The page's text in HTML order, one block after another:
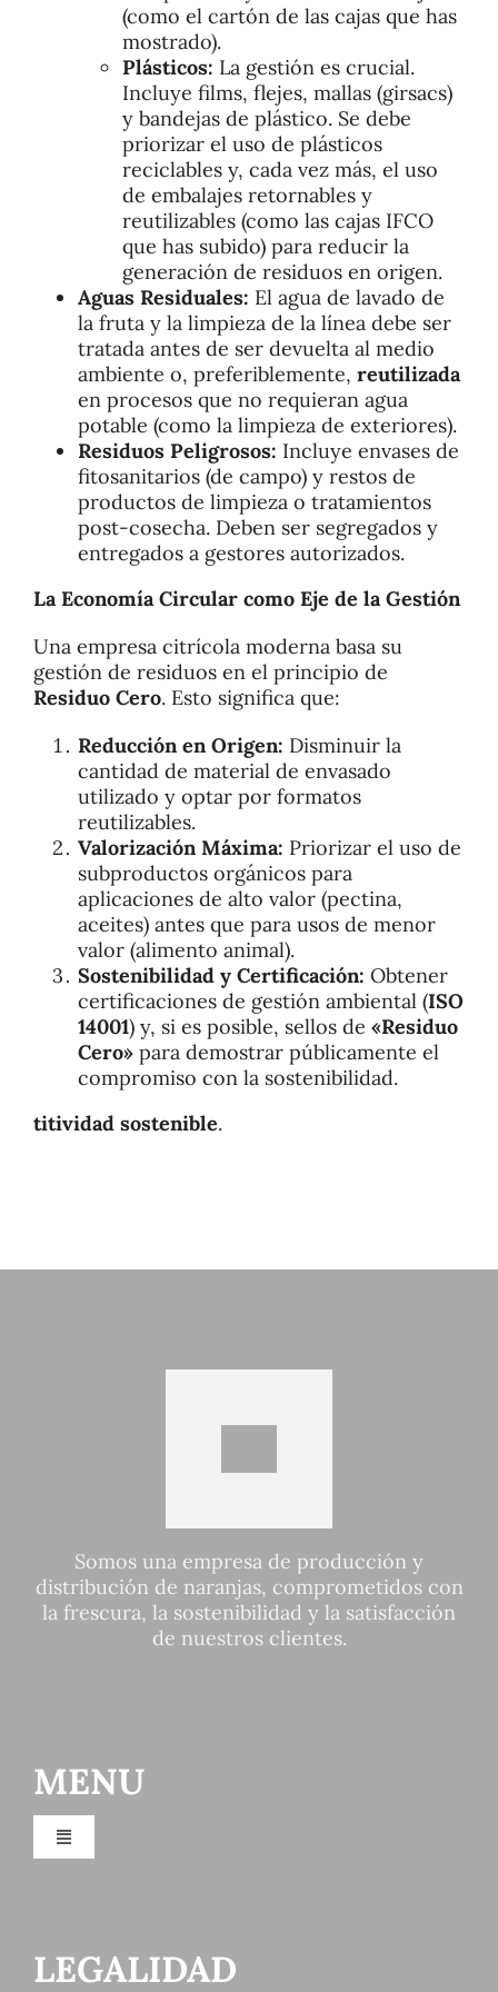
(como el cartón de las cajas que has
mostrado).
Plásticos: La gestión es crucial.
Incluye films, flejes, mallas (girsacs)
y bandejas de plástico. Se debe
priorizar el uso de plásticos
reciclables y, cada vez más, el uso
de embalajes retornables y
reutilizables (como las cajas IFCO
que has subido) para reducir la
generación de residuos en origen.
Aguas Residuales: El agua de lavado de
la fruta y la limpieza de la línea debe ser
tratada antes de ser devuelta al medio
ambiente o, preferiblemente, reutilizada
en procesos que no requieran agua
potable (como la limpieza de exteriores).
Residuos Peligrosos: Incluye envases de
fitosanitarios (de campo) y restos de
productos de limpieza o tratamientos
post-cosecha. Deben ser segregados y
entregados a gestores autorizados.
La Economía Circular como Eje de la Gestión
Una empresa citrícola moderna basa su
gestión de residuos en el principio de
Residuo Cero. Esto significa que:
Reducción en Origen: Disminuir la
cantidad de material de envasado
utilizado y optar por formatos
reutilizables.
Valorización Máxima: Priorizar el uso de
subproductos orgánicos para
aplicaciones de alto valor (pectina,
aceites) antes que para usos de menor
valor (alimento animal).
Sostenibilidad y Certificación: Obtener
certificaciones de gestión ambiental (ISO
14001) y, si es posible, sellos de «Residuo
Cero»para demostrar públicamente el
compromiso con la sostenibilidad.
titividad sostenible.
Somos una empresa de producción y
distribución de naranjas, comprometidos con
la frescura, la sostenibilidad y la satisfacción
de nuestros clientes.
MENU
Toggle
Empresa
LEGALIDAD